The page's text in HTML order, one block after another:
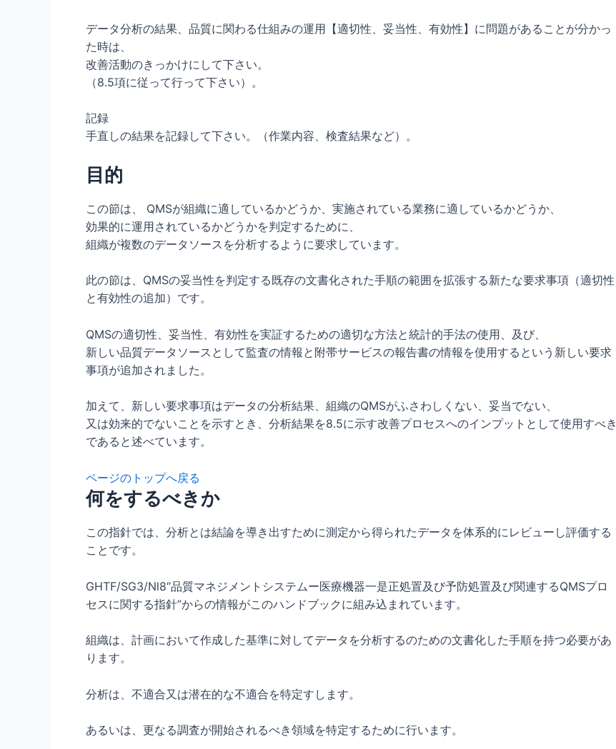
データ分析の結果、品質に関わる仕組みの運用【適切性、妥当性、有効性】に問題があることが分かっ
た時は、
改善活動のきっかけにして下さい。
（8.5項に従って行って下さい）。
記録
手直しの結果を記録して下さい。（作業内容、検査結果など）。
目的
この節は、 QMSが組織に適しているかどうか、実施されている業務に適しているかどうか、
効果的に運用されているかどうかを判定するために、
組織が複数のデータソースを分析するように要求しています。
此の節は、QMSの妥当性を判定する既存の文書化された手順の範囲を拡張する新たな要求事項（適切性
と有効性の追加）です。
QMSの適切性、妥当性、有効性を実証するための適切な方法と統計的手法の使用、及び、
新しい品質データソースとして監査の情報と附帯サービスの報告書の情報を使用するという新しい要求
事項が追加されました。
加えて、新しい要求事項はデータの分析結果、組織のQMSがふさわしくない、妥当でない、
又は効来的でないことを示すとき、分析結果を8.5に示す改善プロセスへのインプットとして使用すべき
であると述べています。
ページのトップへ戻る
何をするべきか
この指針では、分析とは結論を導き出すために測定から得られたデータを体系的にレビューし評価する
ことです。
GHTF/SG3/Nl8“品質マネジメントシステムー医療機器一是正処置及び予防処置及び関連するQMSプロ
セスに関する指針”からの情報がこのハンドブックに組み込まれています。
組織は、計画において作成した基準に対してデータを分析するのための文書化した手順を持つ必要があ
ります。
分析は、不適合又は潜在的な不適合を特定すします。
あるいは、更なる調査が開始されるべき領域を特定するために行います。